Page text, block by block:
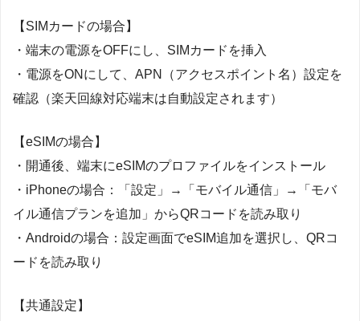
【SIMカードの場合】
・端末の電源をOFFにし、SIMカードを挿入
・電源をONにして、APN（アクセスポイント名）設定を
確認（楽天回線対応端末は自動設定されます）
【eSIMの場合】
・開通後、端末にeSIMのプロファイルをインストール
・iPhoneの場合：「設定」→「モバイル通信」→「モバ
イル通信プランを追加」からQRコードを読み取り
・Androidの場合：設定画面でeSIM追加を選択し、QRコ
ードを読み取り
【共通設定】